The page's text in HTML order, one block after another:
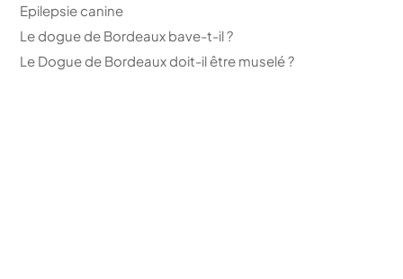
Epilepsie canine
Le dogue de Bordeaux bave-t-il ?
Le Dogue de Bordeaux doit-il être muselé ?